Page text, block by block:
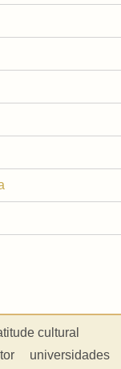
cultural
universidades